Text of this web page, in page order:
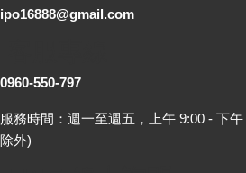
ipo16888@gmail.com
0960-550-797
服務時間：週一至週五，上午 9:00 - 下
除外)